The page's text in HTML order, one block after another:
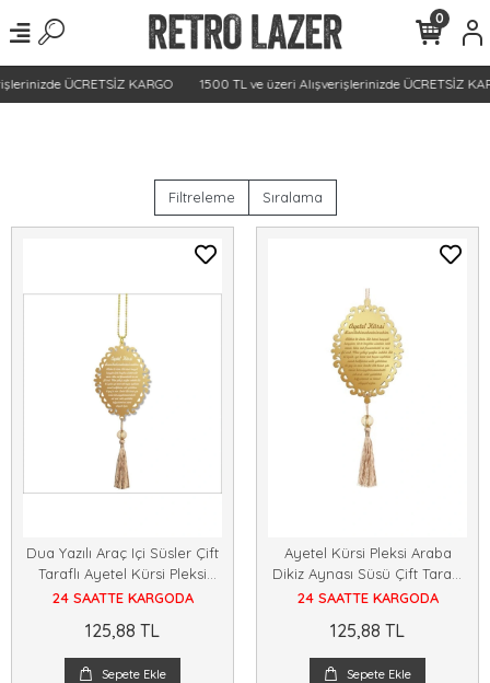
ÜCRETSİZ KARGO 1500 TL ve üzeri Alışverişlerinizde ÜCRETSİZ
0
Filtreleme Sıralama
Dua Yazılı Araç Içi Süsler Çift
Taraflı Ayetel Kürsi Pleksi
Araba Dikiz Aynası Süsü
24 SAATTE KARGODA
125,88 TL
Sepete Ekle
Ayetel Kürsi Pleksi Araba
Dikiz Aynası Süsü Çift Taraflı
Dekoratif Boncuklu Püsküllü
24 SAATTE KARGODA
125,88 TL
Sepete Ekle